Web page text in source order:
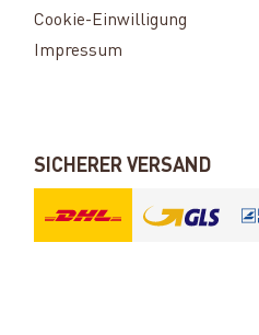
Cookie-Einwilligung
Impressum
SICHERER VERSAND